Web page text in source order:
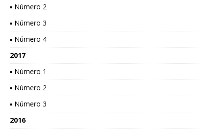
▪ Número 2
▪ Número 3
▪ Número 4
2017
▪ Número 1
▪ Número 2
▪ Número 3
2016